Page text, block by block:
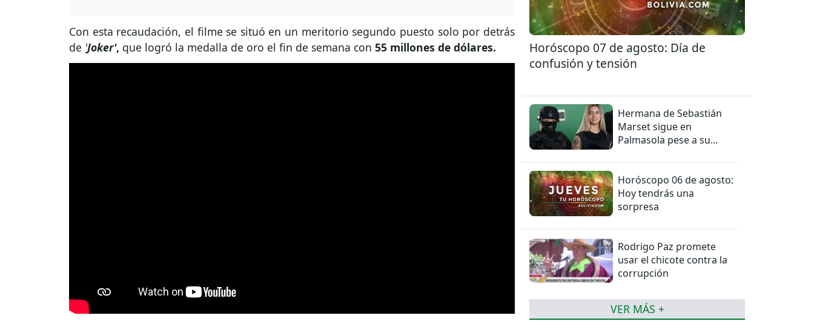
Con esta recaudación, el filme se situó en un meritorio segundo puesto solo por detrás
de 'Joker', que logró la medalla de oro el fin de semana con 55 millones de dólares.
Horóscopo 07 de agosto: Día de
confusión y tensión
Hermana de Sebastián
Marset sigue en
Palmasola pese a su
Horóscopo 06 de agosto:
Hoy tendrás una
sorpresa
Rodrigo Paz promete
usar el chicote contra la
corrupción
VER MÁS +